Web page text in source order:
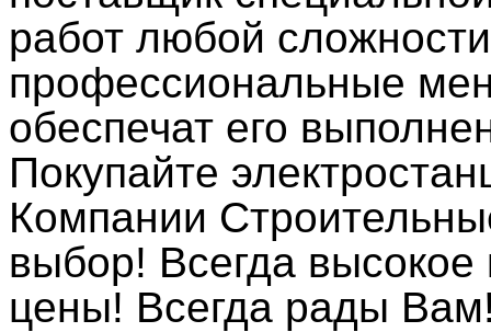
работ любой
профессиональные
обеспечат его
Покупайте
Компании
выбор! Всегда высокое
цены! Всегда рады